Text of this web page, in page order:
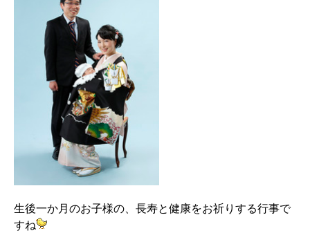
生後一か月のお子様の、長寿と健康をお祈りする行事で
すね